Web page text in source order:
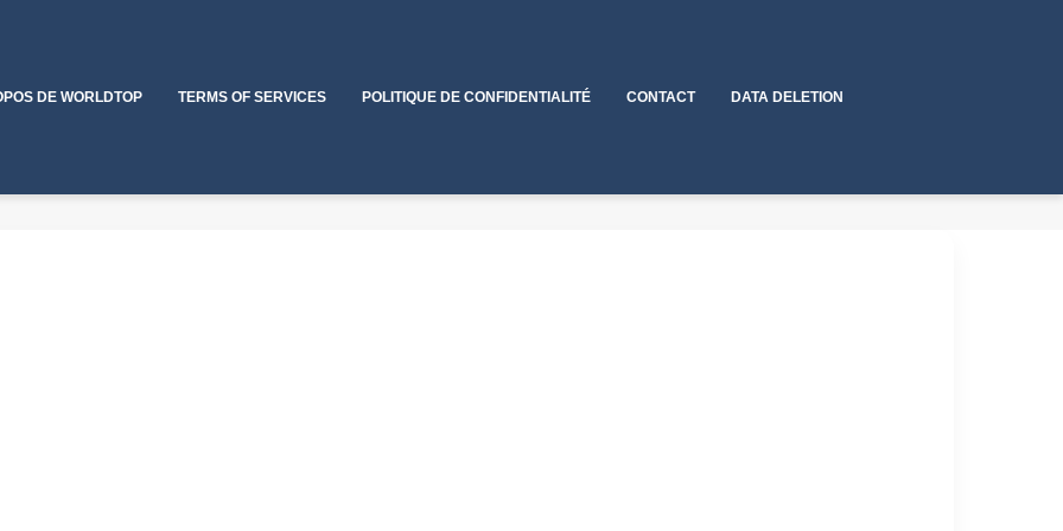
DE WORLDTOP TERMS OF SERVICES POLITIQUE DE CONFIDENTIALITÉ CONTACT DATA DELETION